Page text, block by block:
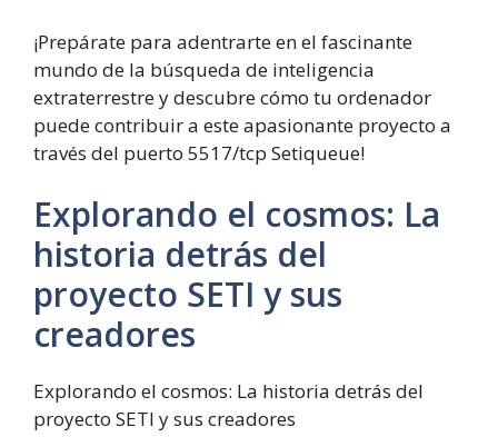
¡Prepárate para adentrarte en el fascinante
mundo de la búsqueda de inteligencia
extraterrestre y descubre cómo tu ordenador
puede contribuir a este apasionante proyecto a
través del puerto 5517/tcp Setiqueue!
Explorando el cosmos: La
historia detrás del
proyecto SETI y sus
creadores
Explorando el cosmos: La historia detrás del
proyecto SETI y sus creadores